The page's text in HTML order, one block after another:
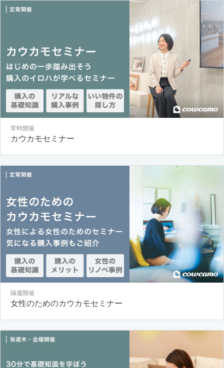
常時開催
カウカモセミナー
隔週開催
女性のためのカウカモセミナー